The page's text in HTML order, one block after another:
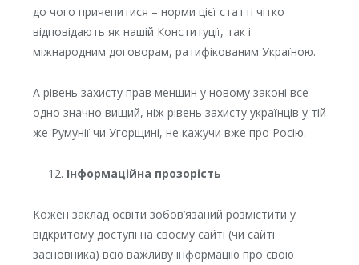
до чого причепитися – норми цієї статті чітко
відповідають як нашій Конституції, так і
міжнародним договорам, ратифікованим Україною.
А рівень захисту прав меншин у новому законі все
одно значно вищий, ніж рівень захисту українців у тій
же Румунії чи Угорщині, не кажучи вже про Росію.
Інформаційна прозорість
Кожен заклад освіти зобов’язаний розмістити у
відкритому доступі на своєму сайті (чи сайті
засновника) всю важливу інформацію про свою